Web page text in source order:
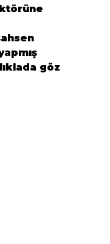
örüne
ahsen
ış
ıklada göz